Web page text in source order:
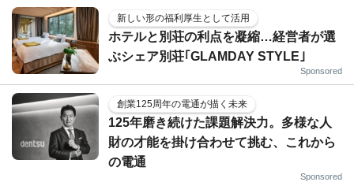
新しい形の福利厚生として活用
ホテルと別荘の利点を凝縮…経営者が選
ぶシェア別荘｢GLAMDAY STYLE｣
Sponsored
創業125周年の電通が描く未来
125年磨き続けた課題解決力。多様な人
財の才能を掛け合わせて挑む、これから
の電通
Sponsored